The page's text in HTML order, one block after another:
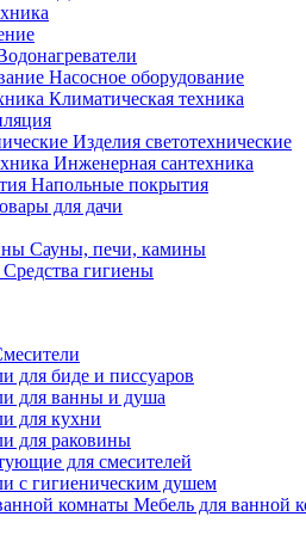
Насосное оборудование
Климатическая техника
Изделия светотехнические
Инженерная сантехника
Напольные покрытия
для дачи
Сауны, печи, камины
Средства гигиены
для биде и писсуаров
для ванны и душа
для кухни
для раковины
для смесителей
с гигиеническим душем
Мебель для ванной